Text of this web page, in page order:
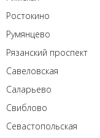
Ростокино
Румянцево
Рязанский проспект
Савеловская
Саларьево
Свиблово
Севастопольская